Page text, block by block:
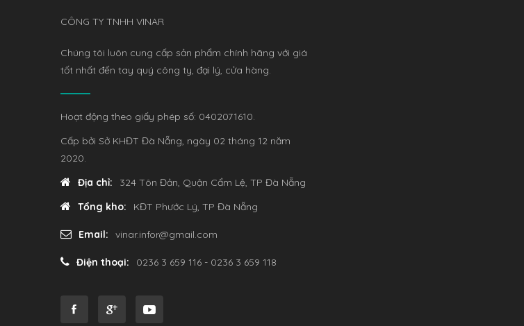
CÔNG TY TNHH VINAR
Chúng tôi luôn cung cấp sản phẩm chính hãng với giá
tốt nhất đến tay quý công ty, đại lý, cửa hàng.
Hoạt động theo giấy phép số: 0402071610.
Cấp bởi Sở KHĐT Đà Nẵng, ngày 02 tháng 12 năm
2020.
Địa chỉ:
324 Tôn Đản, Quận Cẩm Lệ, TP Đà Nẵng
Tổng kho:
KĐT Phước Lý, TP Đà Nẵng
Email: vinar.infor@gmail.com
Điện thoại: 0236 3 659 116 - 0236 3 659 118